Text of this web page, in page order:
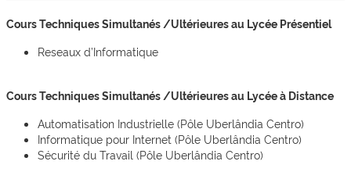
Cours Techniques Simultanés /Ultérieures au Lycée Présentiel
Reseaux d’Informatique
Cours Techniques Simultanés /Ultérieures au Lycée à Distance
Automatisation Industrielle (Pôle Uberlândia Centro)
Informatique pour Internet (Pôle Uberlândia Centro)
Sécurité du Travail (Pôle Uberlândia Centro)